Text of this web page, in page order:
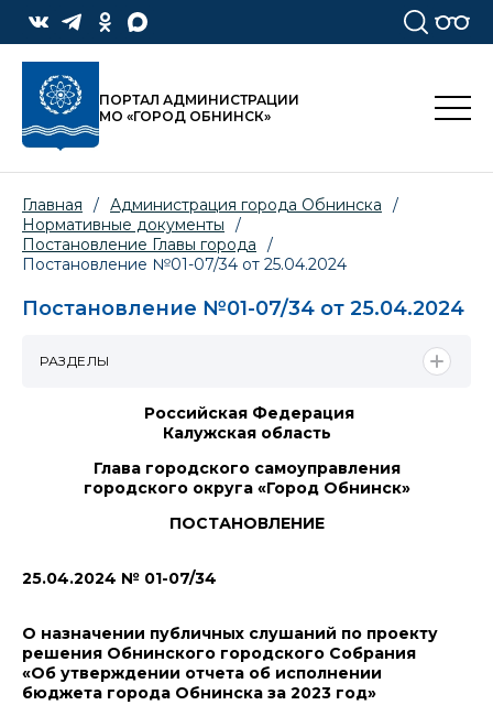
ПОРТАЛ АДМИНИСТРАЦИИ
МО «ГОРОД ОБНИНСК»
Главная / Администрация города Обнинска
/
Нормативные документы
/
Постановление Главы города
/
Постановление №01-07/34 от 25.04.2024
Постановление №01-07/34 от 25.04.2024
Российская Федерация
Калужская область
Глава городского самоуправления
городского округа «Город Обнинск»
ПОСТАНОВЛЕНИЕ
25.04.2024 № 01-07/34
О назначении публичных слушаний по проекту
решения Обнинского городского Собрания
«Об утверждении отчета об исполнении
бюджета города Обнинска за 2023 год»
РАЗДЕЛЫ